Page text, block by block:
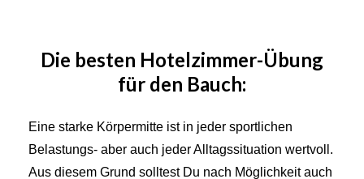
Die besten Hotelzimmer-Übung
für den Bauch:
Eine starke Körpermitte ist in jeder sportlichen
Belastungs- aber auch jeder Alltagssituation wertvoll.
Aus diesem Grund solltest Du nach Möglichkeit auch